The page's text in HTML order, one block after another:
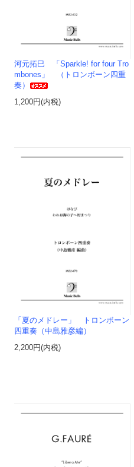
河元拓巳 「Sparkle! for four Tro
mbones」 （トロンボーン四重
奏）
1,200円(内税)
「夏のメドレー」 トロンボーン
四重奏（中島雅彦編）
2,200円(内税)